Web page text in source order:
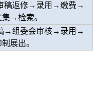
稿返修→录用→缴费→
→检索。
→组委会审核→录用→
展出。